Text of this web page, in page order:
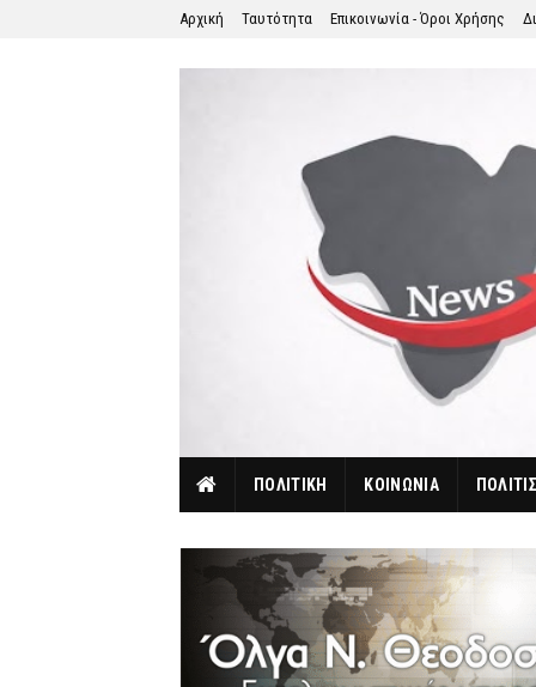
Αρχική Ταυτότητα Επικοινωνία - Όροι Χρήσης
ΠΟΛΙΤΙΚΗ ΚΟΙΝΩΝΙΑ